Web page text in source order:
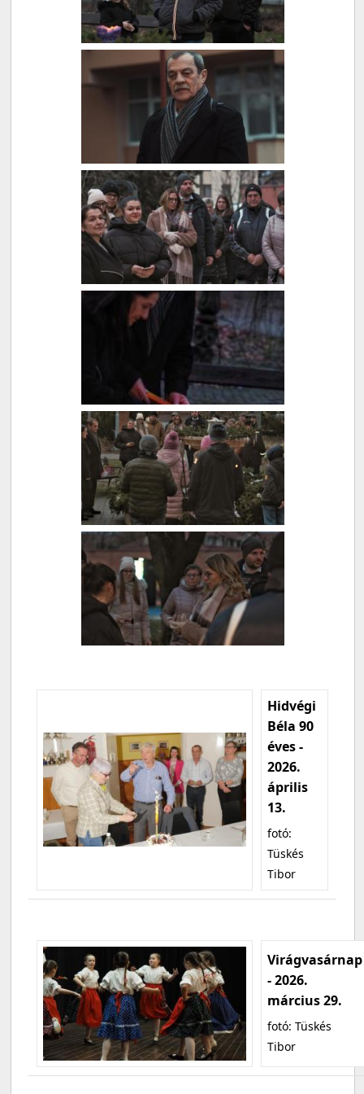
Hidvégi
Béla 90
éves -
2026.
április
13.
fotó:
Tüskés
Tibor
Virágvasárnap
- 2026.
március 29.
fotó: Tüskés
Tibor